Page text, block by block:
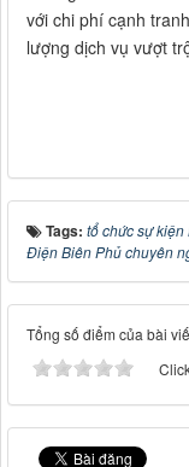
với chi phí cạnh
lượng dịch vụ vượt
Tags: tổ chức sự
Điện Biên Phủ chuyên
Tổng số điểm của bài